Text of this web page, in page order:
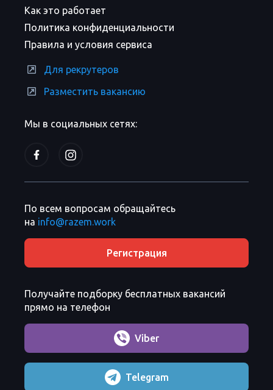
Мы в социальных сетях:
Как это работает
Политика конфиденциальности
Правила и условия сервиса
Для рекрутеров
Разместить вакансию
По всем вопросам обращайтесь
на info@razem.work
Регистрация
Получайте подборку бесплатных вакансий
прямо на телефон
Viber
Telegram